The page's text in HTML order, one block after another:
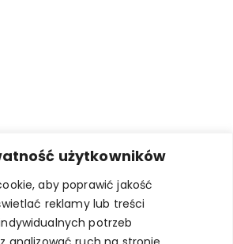
użytkowników
aby poprawić jakość
reklamy lub treści
potrzeb